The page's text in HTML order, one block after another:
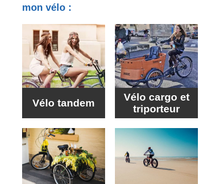
mon vélo :
Vélo tandem
Vélo cargo et
triporteur